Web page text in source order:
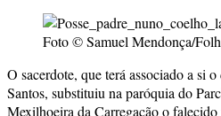
Foto © Samuel Mendonça/
O sacerdote, que terá associado a si
Santos, substituiu na paróquia do
Mexilhoeira da Carregação o